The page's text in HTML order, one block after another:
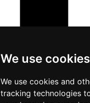
We use cookies
We use cookies and
tracking technologies